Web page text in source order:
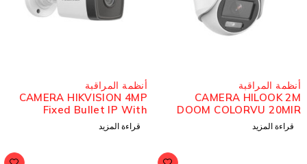
أنظمة المراقبة
CAMERA HILOOK 2M
DOOM COLORVU 20MIR
THC-T129-M
قراءة المزيد
أنظمة المراقبة
CAMERA HIKVISION 4MP
Fixed Bullet IP With
Microphone
قراءة المزيد